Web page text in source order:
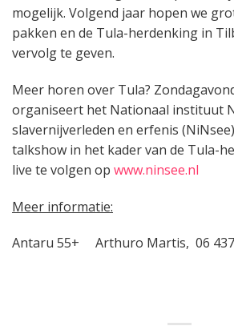
mogelijk. Volgend jaar hopen we
pakken en de Tula-herdenking in
vervolg te geven.
Meer horen over Tula?
organiseert het Nationaal instituut
slavernijverleden en erfenis
talkshow in het kader van de Tula-
live te volgen op www.ninsee.nl
Meer informatie:
Antaru 55+ Arthuro Martis, 06